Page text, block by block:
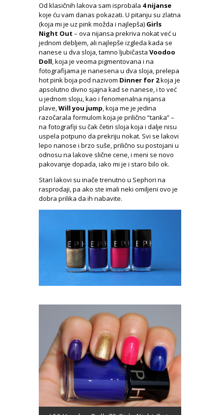
Od klasičnih lakova sam isprobala 4 nijanse
koje ću vam danas pokazati. U pitanju su zlatna
(koja mi je uz pink možda i najlepša) Girls
Night Out – ova nijansa prekriva nokat već u
jednom debljem, ali najlepše izgleda kada se
nanese u dva sloja, tamno ljubičasta Voodoo
Doll, koja je veoma pigmentovana i na
fotografijama je nanesena u dva sloja, prelepa
hot pink boja pod nazivom Dinner for 2koja je
apsolutno divno sjajna kad se nanese, i to već
u jednom sloju, kao i fenomenalna nijansa
plave,Will you jump, koja me je jedina
razočarala formulom koja je prilično “tanka” –
na fotografiji su čak četiri sloja koja i dalje nisu
uspela potpuno da prekriju nokat. Svi se lakovi
lepo nanose i brzo suše, prilično su postojani u
odnosu na lakove slične cene, i meni se novo
pakovanje dopada, iako mi je i staro bilo ok.
Stari lakovi su inače trenutno u Sephori na
rasprodaji, pa ako ste imali neki omiljeni ovo je
dobra prilika da ih nabavite.